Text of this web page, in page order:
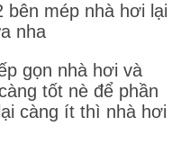
mép nhà hơi lại
nha
gọn nhà hơi và
tốt nè để phần
càng ít thì nhà hơi